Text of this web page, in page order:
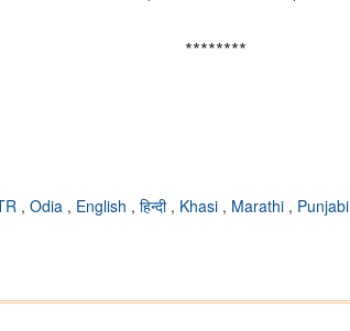
********
, Odia , English , हिन्दी , Khasi , Marathi , Punjabi